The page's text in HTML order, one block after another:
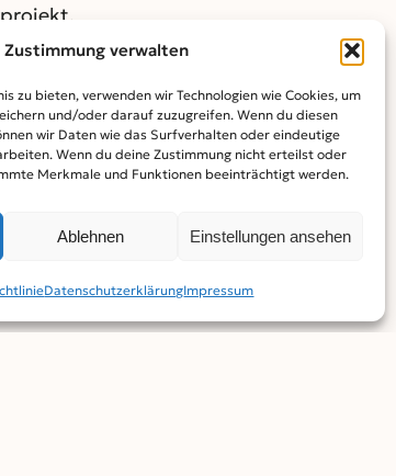
Zustimmung verwalten
zu bieten, verwenden wir Technologien wie Cookies, um
und/oder darauf zuzugreifen. Wenn du diesen
wir Daten wie das Surfverhalten oder eindeutige
Wenn du deine Zustimmung nicht erteilst oder
Merkmale und Funktionen beeinträchtigt werden.
Ablehnen Einstellungen ansehen
Datenschutz­erklärungImpressum
Grundschüler bei „Kinder in der
auf die insgesamt 300 Taschen
die Taschen an die Kinder
Anzeige „Schulstartpaket“ aus der
weg sind oder bis längstens